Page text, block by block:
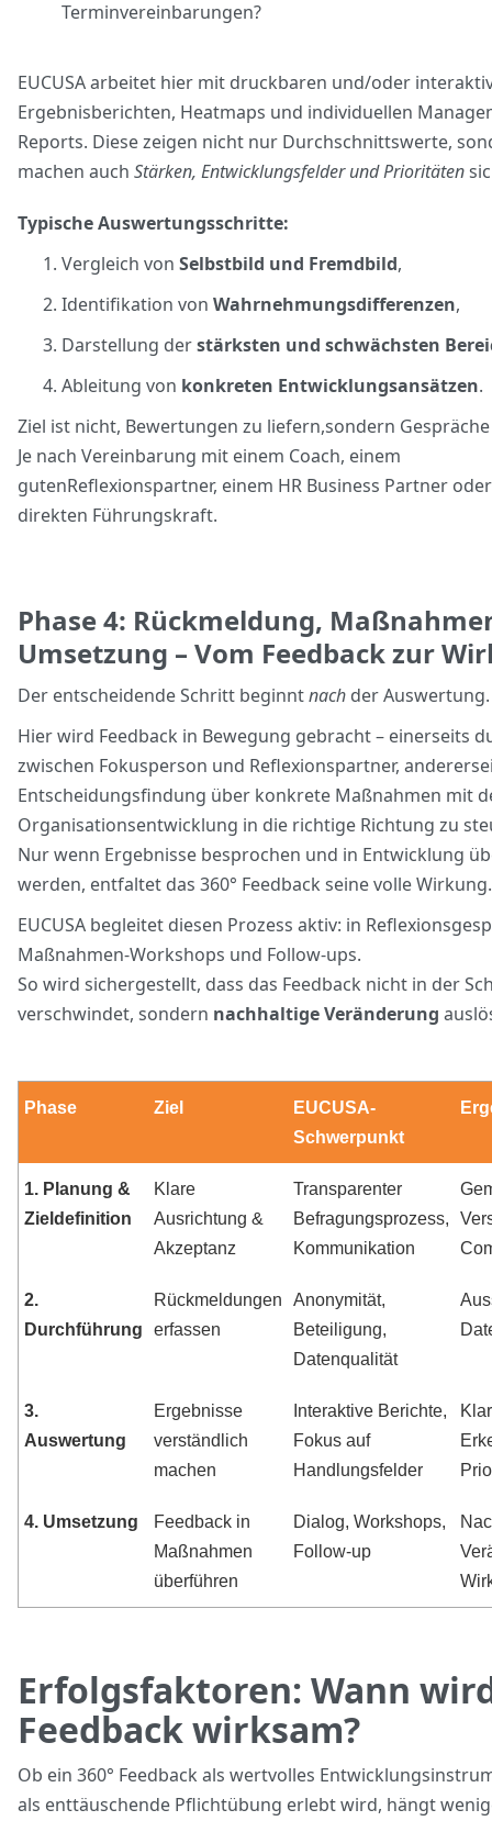
Terminvereinbarungen?
EUCUSA arbeitet hier mit druckbaren und/oder
Ergebnisberichten, Heatmaps und individuellen
Reports. Diese zeigen nicht nur Durchschnittswerte,
machen auch Stärken, Entwicklungsfelder und Prioritäten
Typische Auswertungsschritte:
Vergleich von Selbstbild und Fremdbild,
Identifikation von Wahrnehmungsdifferenzen,
Darstellung derstärksten und schwächsten
Ableitung von konkreten Entwicklungsansätzen.
Ziel ist nicht, Bewertungen zu liefern,sondern
Je nach Vereinbarung mit einem Coach, einem
gutenReflexionspartner, einem HR Business Partner
direkten Führungskraft.
Phase 4: Rückmeldung,
Umsetzung – Vom Feedback zur
Der entscheidende Schritt beginntnach der Auswertung.
Hier wird Feedback in Bewegung gebracht – einerseits
zwischen Fokusperson und Reflexionspartner,
Entscheidungsfindung über konkrete Maßnahmen mit
Organisationsentwicklung in die richtige Richtung zu
Nur wenn Ergebnisse besprochen und in Entwicklung
werden, entfaltet das 360° Feedback seine volle
EUCUSA begleitet diesen Prozess aktiv: in
Maßnahmen-Workshops und Follow-ups.
So wird sichergestellt, dass das Feedback nicht in der
verschwindet, sondern nachhaltige Veränderung
Phase Ziel
EUCUSA-
Schwerpunkt
1. Planung &
Zieldefinition
Klare
Ausrichtung &
Akzeptanz
Transparenter
Befragungsprozess,
Kommunikation
2.
Durchführung
Rückmeldungen
erfassen
Anonymität,
Beteiligung,
Datenqualität
3.
Auswertung
Ergebnisse
verständlich
machen
Interaktive Berichte,
Fokus auf
Handlungsfelder
4. Umsetzung
Feedback in
Maßnahmen
überführen
Dialog, Workshops,
Follow-up
Erfolgsfaktoren: Wann
Feedback wirksam?
Ob ein 360° Feedback als wertvolles
als enttäuschende Pflichtübung erlebt wird, hängt